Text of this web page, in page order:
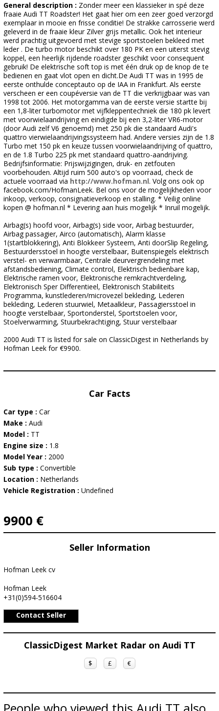
General description : Zonder meer een klassieker in spé deze
fraaie Audi TT Roadster! Het gaat hier om een zeer goed verzorgd
exemplaar in mooie en frisse conditie! De strakke carrosserie werd
geleverd in de fraaie kleur Zilver grijs metallic. Ook het interieur
werd prachtig uitgevoerd met stevige sportstoelen bekleed met
leder . De turbo motor beschikt over 180 PK en een uiterst stevig
koppel, een heerlijk rijdende roadster geschikt voor consequent
gebruik! De elektrische soft top is met één druk op de knop de te
bedienen en gaat vlot open en dicht.De Audi TT was in 1995 de
eerste onthulde conceptauto op de IAA in Frankfurt. Als eerste
verscheen er een coupéversie van de TT die verkrijgbaar was van
1998 tot 2006. Het motorgamma van de eerste versie startte bij
een 1,8-liter turbomotor met vijfkleppentechniek die 180 pk levert
met voorwielaandrijving en eindigde bij een 3,2-liter VR6-motor
(door Audi zelf V6 genoemd) met 250 pk die standaard Audi's
quattro vierwielaandrijvingssysteem had. Andere versies zijn de 1.8
Turbo met 150 pk en keuze tussen voorwielaandrijving of quattro,
en de 1.8 Turbo 225 pk met standaard quattro-aandrijving.
Bedrijfsinformatie: Prijswijzigingen, druk- en zetfouten
voorbehouden. Altijd ruim 500 auto's op voorraad, check de
actuele voorraad via http://www.hofman.nl. Volg ons ook op
facebook.com/HofmanLeek. Bel ons voor de mogelijkheden voor
inkoop, verkoop, consignatieverkoop en stalling. * Veilig online
kopen @ hofman.nl * Levering aan huis mogelijk * Inruil mogelijk.
Airbag(s) hoofd voor, Airbag(s) side voor, Airbag bestuurder,
Airbag passagier, Airco (automatisch), Alarm klasse
1(startblokkering), Anti Blokkeer Systeem, Anti doorSlip Regeling,
Bestuurdersstoel in hoogte verstelbaar, Buitenspiegels elektrisch
verstel- en verwarmbaar, Centrale deurvergrendeling met
afstandsbediening, Climate control, Elektrisch bedienbare kap,
Elektrische ramen voor, Elektronische remkrachtverdeling,
Elektronisch Sper Differentieel, Elektronisch Stabiliteits
Programma, kunstlederen/microvezel bekleding, Lederen
bekleding, Lederen stuurwiel, Metaalkleur, Passagiersstoel in
hoogte verstelbaar, Sportonderstel, Sportstoelen voor,
Stoelverwarming, Stuurbekrachtiging, Stuur verstelbaar
2000 Audi TT is listed for sale on ClassicDigest in Netherlands by
Hofman Leek for €9900.
Car Facts
Car type : Car
Make : Audi
Model : TT
Engine size : 1.8
Model Year : 2000
Sub type : Convertible
Location : Netherlands
Vehicle Registration : Undefined
9900 €
Seller Information
Hofman Leek cv
Hofman Leek
+31(0)594-516604
Contact Seller
ClassicDigest Market Radar on Audi TT
$ £ €